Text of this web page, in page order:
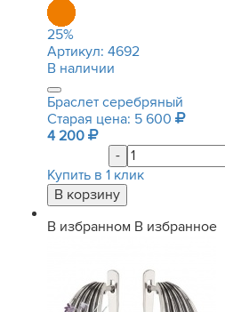
25%
Артикул: 4692
В наличии
Браслет серебряный
Старая цена: 5 600
4 200
-
Купить в 1 клик
В избранном В избранное